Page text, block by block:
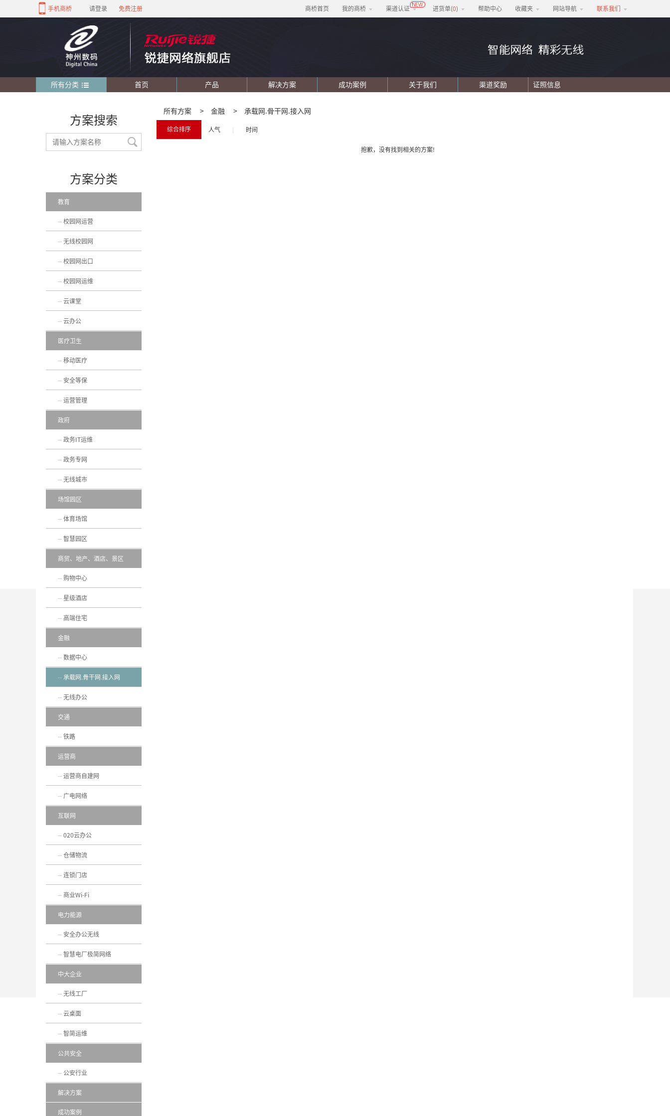
手机商桥 请登录 免费注册 商桥首页 我的商桥 渠道认证 进货单(0) 帮助中心 收藏夹 网站导航 联系我们
所有分类 首页 产品 解决方案 成功案例 关于我们 渠道奖励 证照信息
所有方案 > 金融 > 承载网.骨干网.接入网
综合排序 人气 时间
抱歉，没有找到相关的方案!
方案搜索
方案分类
教育
校园网运营
无线校园网
校园网出口
校园网运维
云课堂
云办公
医疗卫生
移动医疗
安全等保
运营管理
政府
政务IT运维
政务专网
无线城市
场馆园区
体育场馆
智慧园区
商贸、地产、酒店、景区
购物中心
星级酒店
高端住宅
金融
数据中心
承载网.骨干网.接入网
无线办公
交通
铁路
运营商
运营商自建网
广电网络
互联网
020云办公
仓储物流
连锁门店
商业Wi-Fi
电力能源
安全办公无线
智慧电厂极简网络
中大企业
无线工厂
云桌面
智简运维
公共安全
公安行业
解决方案
成功案例